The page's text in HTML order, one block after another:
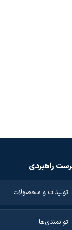
راهبردی
تولیدات و محصولات
توانمندی‌ها